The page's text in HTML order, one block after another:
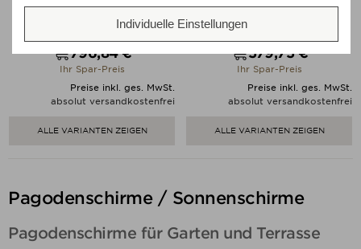
Verkaufspreis
845,00 €
Preis
796,84 €
Ihr Spar-Preis
Preise inkl. ges. MwSt.
absolut versandkostenfrei
ALLE VARIANTEN ZEIGEN
Limone Natur
Verkaufspreis
ab
Preis
579,75 €
Ihr Spar-Preis
Preise inkl. ges. MwSt.
absolut versandkostenfrei
ALLE VARIANTEN ZEIGEN
Pagodenschirme / Sonnenschirme
Pagodenschirme für Garten und Terrasse
Individuelle Einstellungen